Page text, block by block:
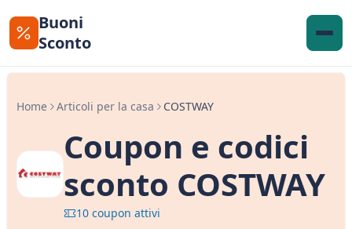
Buoni
Sconto
Home Articoli per la casa COSTWAY
Coupon e codici
sconto COSTWAY
10 coupon attivi